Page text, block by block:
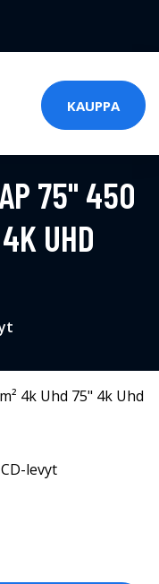
KAUPPA
75" 450
UHD
CD-levyt